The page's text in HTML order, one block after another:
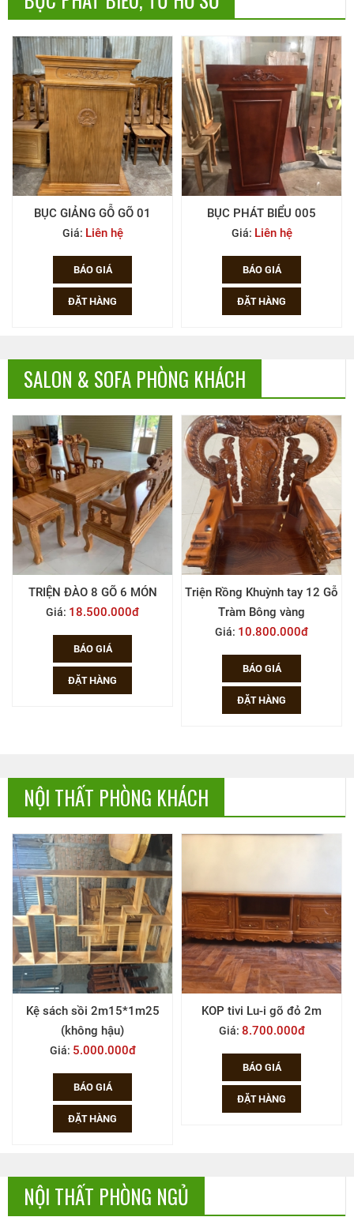
THI CÔNG NỘI THẤT
GIA CÔNG THEO YÊU CẦU
Công trình
Liên hệ
BỤC GIẢNG GỖ GÕ 01
Giá: Liên hệ
BÁO GIÁ
ĐẶT HÀNG
BỤC PHÁT BIỂU 005
Giá: Liên hệ
BÁO GIÁ
ĐẶT HÀNG
SALON & SOFA PHÒNG KHÁCH
TRIỆN ĐÀO 8 GÕ 6 MÓN
Giá: 18.500.000đ
BÁO GIÁ
ĐẶT HÀNG
Triện Rồng Khuỳnh tay 12 Gỗ
Tràm Bông vàng
Giá: 10.800.000đ
BÁO GIÁ
ĐẶT HÀNG
NỘI THẤT PHÒNG KHÁCH
Kệ sách sồi 2m15*1m25
(không hậu)
Giá: 5.000.000đ
BÁO GIÁ
ĐẶT HÀNG
KOP tivi Lu-i gõ đỏ 2m
Giá: 8.700.000đ
BÁO GIÁ
ĐẶT HÀNG
NỘI THẤT PHÒNG NGỦ